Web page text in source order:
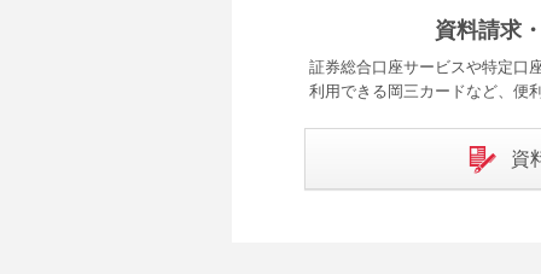
資料請求
証券総合口座サービスや特定口
利用できる岡三カードなど、便
資